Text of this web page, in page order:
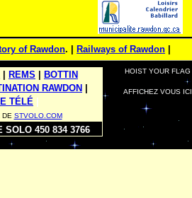
of Rawdon. | Railways of Rawdon
REMS BOTTIN
RAWDON
TÉLÉ
DE STVOLO.COM
SOLO 450 834 3766
HOIST YOUR FLAG
AFFICHEZ VOUS ICI